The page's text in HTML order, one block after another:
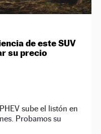
de este SUV
su precio
sube el listón en
Probamos su